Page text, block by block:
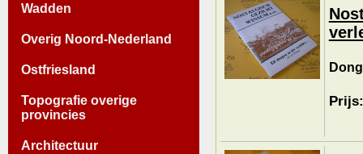
Wadden
Overig Noord-Nederland
Ostfriesland
Topografie overige
provincies
Architectuur